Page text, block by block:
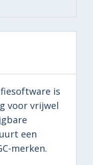
is
voor vrijwel
een
merken.